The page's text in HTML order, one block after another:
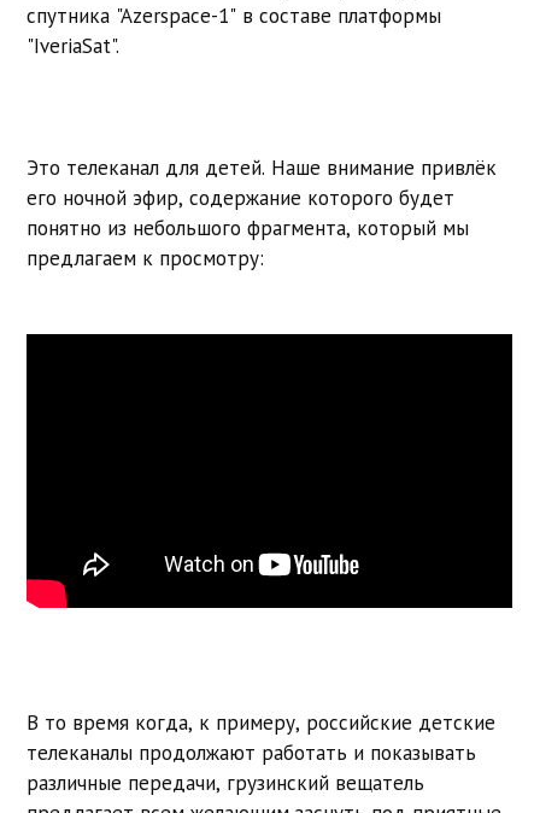
спутника "Azerspace-1" в составе платформы
"IveriaSat".
Это телеканал для детей. Наше внимание привлёк
его ночной эфир, содержание которого будет
понятно из небольшого фрагмента, который мы
предлагаем к просмотру:
В то время когда, к примеру, российские детские
телеканалы продолжают работать и показывать
различные передачи, грузинский вещатель